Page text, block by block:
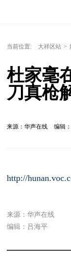
当前位置: 大祥区站 >
杜家毫
刀真枪
来源：华声在线 编辑
http://
来源：华声在线
编辑：吕海平